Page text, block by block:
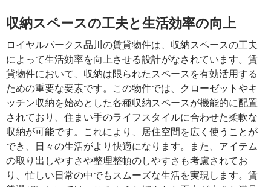
収納スペースの工夫と生活効率の向上
ロイヤルパークス品川の賃貸物件は、収納スペースの工夫
によって生活効率を向上させる設計がなされています。賃
貸物件において、収納は限られたスペースを有効活用する
ための重要な要素です。この物件では、クローゼットやキ
ッチン収納を始めとした各種収納スペースが機能的に配置
されており、住まい手のライフスタイルに合わせた柔軟な
収納が可能です。これにより、居住空間を広く使うことが
でき、日々の生活がより快適になります。また、アイテム
の取り出しやすさや整理整頓のしやすさも考慮されてお
り、忙しい日常の中でもスムーズな生活を実現します。賃